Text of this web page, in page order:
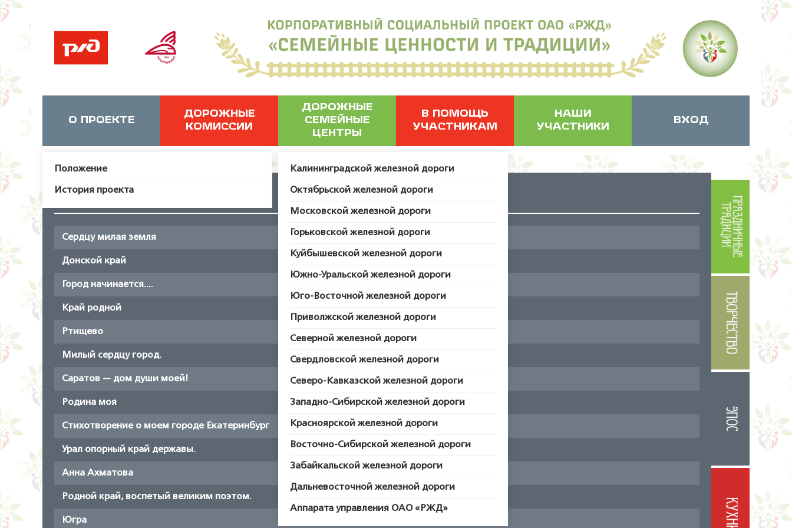
О ПРОЕКТЕ
Положение
История проекта
ДОРОЖНЫЕ
КОМИССИИ
ДОРОЖНЫЕ
СЕМЕЙНЫЕ
ЦЕНТРЫ
Калининградской железной дороги
Октябрьской железной дороги
Московской железной дороги
Горьковской железной дороги
Куйбышевской железной дороги
Южно-Уральской железной дороги
Юго-Восточной железной дороги
Приволжской железной дороги
Северной железной дороги
Свердловской железной дороги
Северо-Кавказской железной дороги
Западно-Сибирской железной дороги
Красноярской железной дороги
Восточно-Сибирской железной дороги
Забайкальской железной дороги
Дальневосточной железной дороги
Аппарата управления ОАО «РЖД»
В ПОМОЩЬ
УЧАСТНИКАМ
НАШИ
УЧАСТНИКИ
ВХОД
Это НАША земля
Сердцу милая земля
Донской край
Город начинается....
Край родной
Ртищево
Милый сердцу город.
Саратов — дом души моей!
Родина моя
Стихотворение о моем городе Екатеринбург
Урал опорный край державы.
Анна Ахматова
Родной край, воспетый великим поэтом.
Югра